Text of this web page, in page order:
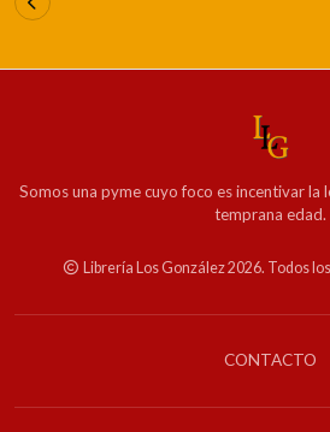
Somos una pyme cuyo foco es incentivar la
temprana edad.
Librería Los González 2026. Todos
CONTACTO